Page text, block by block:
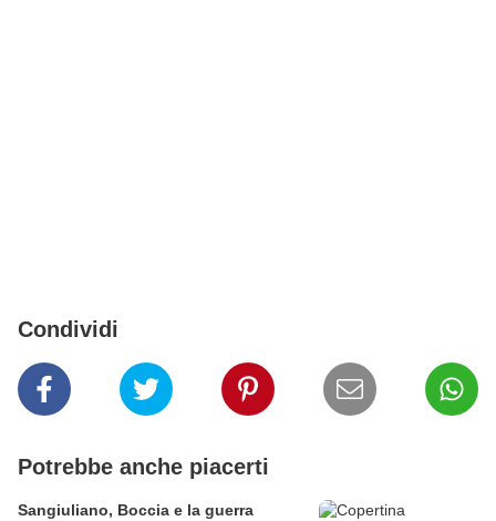
Condividi
Potrebbe anche piacerti
Sangiuliano, Boccia e la guerra